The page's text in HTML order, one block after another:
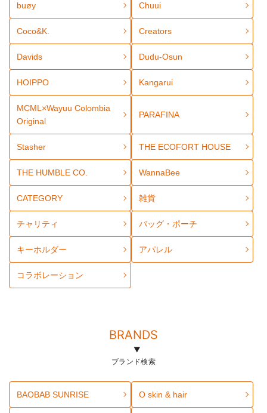
buøy Chuui
Coco&K. Creators
Davids Dudu-Osun
HOIPPO Kangarui
MCML×Wayuu Colombia
Original
PARAFINA
Stasher THE ECOFORT HOUSE
THE HUMBLE CO. WannaBee
CATEGORY 雑貨
チャリティ バッグ・ポーチ
キーホルダー アパレル
コラボレーション
BRANDS
ブランド検索
BAOBAB SUNRISE O skin & hair